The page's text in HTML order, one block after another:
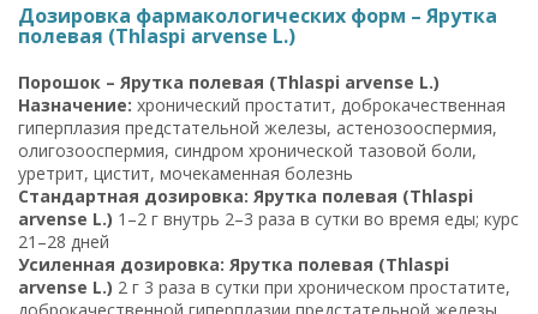
Дозировка фармакологических форм – Ярутка
полевая (Thlaspi arvense L.)
Порошок – Ярутка полевая (Thlaspi arvense L.)
Назначение: хронический простатит, доброкачественная
гиперплазия предстательной железы, астенозооспермия,
олигозооспермия, синдром хронической тазовой боли,
уретрит, цистит, мочекаменная болезнь
Стандартная дозировка: Ярутка полевая (Thlaspi
arvense L.) 1–2 г внутрь 2–3 раза в сутки во время еды; курс
21–28 дней
Усиленная дозировка: Ярутка полевая (Thlaspi
arvense L.) 2 г 3 раза в сутки при хроническом простатите,